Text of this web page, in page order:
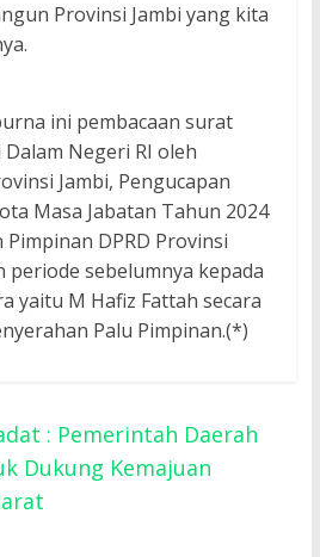
Provinsi Jambi yang kita
ini pembacaan surat
Negeri RI oleh
Jambi, Pengucapan
Masa Jabatan Tahun 2024
Pimpinan DPRD Provinsi
periode sebelumnya kepada
yaitu M Hafiz Fattah secara
Palu Pimpinan.(*)
: Pemerintah Daerah
Dukung Kemajuan